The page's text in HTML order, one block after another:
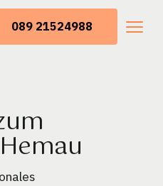
089 21524988